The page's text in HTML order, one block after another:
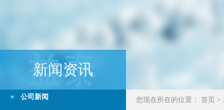
新闻资讯
公司新闻 您现在所在的位置： 首页 >